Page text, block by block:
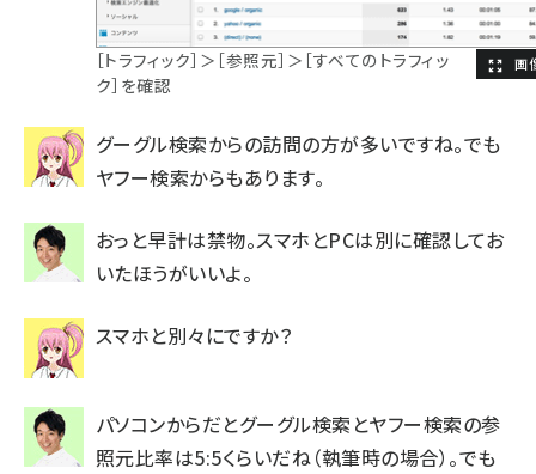
［トラフィック］＞［参照元］＞［すべてのトラフィッ
ク］を確認
グーグル検索からの訪問の方が多いですね。でも
ヤフー検索からもあります。
おっと早計は禁物。スマホとPCは別に確認してお
いたほうがいいよ。
スマホと別々にですか？
パソコンからだとグーグル検索とヤフー検索の参
照元比率は5:5くらいだね（執筆時の場合）。でも